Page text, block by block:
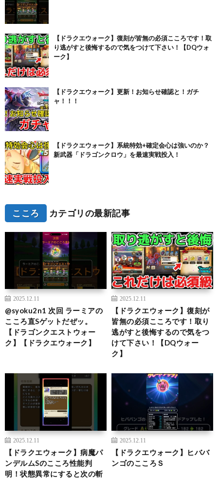
【ドラクエウォーク】復刻が皆無の必須こころです！取
り逃がすと後悔するので気をつけて下さい！【DQウォ
ーク】
【ドラクエウォーク】更新！お知らせ確認と！ガチ
ャ！！！
【ドラクエウォーク】系統特効+確定会心は強いのか？
新武器「ドラゴンクロウ」を最速実戦投入！
こころ カテゴリの最新記事
2025.12.11
@syoku2n1 次回 ラーミアの
こころ直Sゲットだぜッ。
【ドラゴンクエストウォー
ク】【ドラクエウォーク】
2025.12.11
【ドラクエウォーク】復刻が
皆無の必須こころです！取り
逃がすと後悔するので気をつ
けて下さい！【DQウォー
ク】
2025.12.11
【ドラクエウォーク】病魔パ
ンデルムSのこころ性能判
明！状態異常にすると次の斬
2025.12.11
【ドラクエウォーク】ヒババ
ンゴのこころＳ